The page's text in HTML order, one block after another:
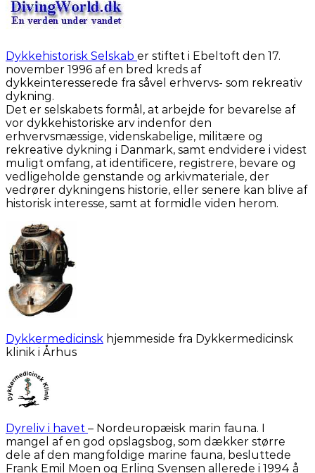
Dykkehistorisk Selskab er stiftet i Ebeltoft den 17.
november 1996 af en bred kreds af
dykkeinteresserede fra såvel erhvervs- som rekreativ
dykning.
Det er selskabets formål, at arbejde for bevarelse af
vor dykkehistoriske arv indenfor den
erhvervsmæssige, videnskabelige, militære og
rekreative dykning i Danmark, samt endvidere i videst
muligt omfang, at identificere, registrere, bevare og
vedligeholde genstande og arkivmateriale, der
vedrører dykningens historie, eller senere kan blive af
historisk interesse, samt at formidle viden herom.
Dykkermedicinsk hjemmeside fra Dykkermedicinsk
klinik i Århus
Dyreliv i havet – Nordeuropæisk marin fauna. I
mangel af en god opslagsbog, som dækker større
dele af den mangfoldige marine fauna, besluttede
Frank Emil Moen og Erling Svensen allerede i 1994 å